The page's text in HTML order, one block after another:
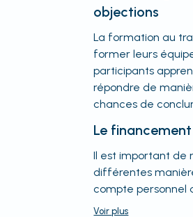
objections
La formation au
former leurs
participants
répondre de
chances de
Le
Il est important
différentes
compte personnel
Voirplus